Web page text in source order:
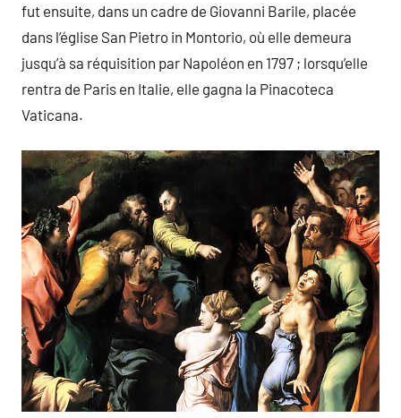
fut ensuite, dans un cadre de Giovanni Barile, placée
dans l’église San Pietro in Montorio, où elle demeura
jusqu’à sa réquisition par Napoléon en 1797 ; lorsqu’elle
rentra de Paris en Italie, elle gagna la Pinacoteca
Vaticana.